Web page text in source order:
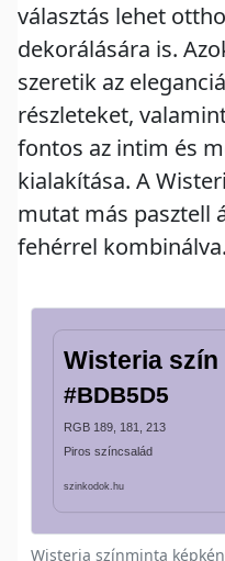
választás lehet
dekorálására is.
szeretik az
részleteket,
fontos az intim és
kialakítása. A
mutat más pasztell
fehérrel kombinálva.
Wisteria színminta